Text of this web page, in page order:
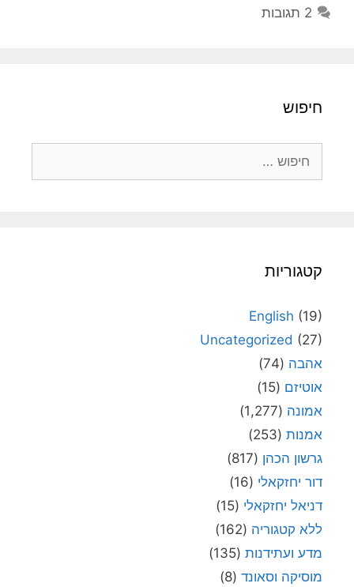
2 תגובות
חיפוש
קטגוריות
English (19)
Uncategorized (27)
אהבה (74)
אוטיזם (15)
אמונה (1,277)
אמנות (253)
גרשון הכהן (817)
דור יחזקאלי (16)
דניאל יחזקאלי (15)
ללא קטגוריה (162)
מדע ועתידנות (135)
מוסיקה וסאונד (8)